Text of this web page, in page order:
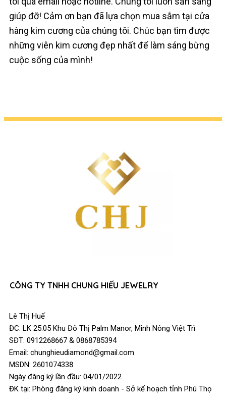
giúp đỡ! Cảm ơn bạn đã lựa chọn mua sắm tại cửa
hàng kim cương của chúng tôi. Chúc bạn tìm được
những viên kim cương đẹp nhất để làm sáng bừng
cuộc sống của mình!
CÔNG TY TNHH CHUNG HIẾU JEWELRY
Lê Thị Huế
ĐC: LK 25:05 Khu Đô Thị Palm Manor, Minh Nông Việt Trì
SĐT: 0912268667 & 0868785394
Email: chunghieudiamond@gmail.com
MSDN: 2601074338
Ngày đăng ký lần đầu: 04/01/2022
ĐK tại: Phòng đăng ký kinh doanh - Sở kế hoạch tỉnh Phú Thọ